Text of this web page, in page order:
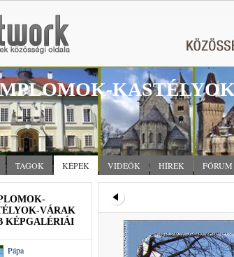
TAGOK KÉPEK VIDEÓK HÍREK FÓRUM
VÁRAK
KÉPGALÉRIÁI
Pápa